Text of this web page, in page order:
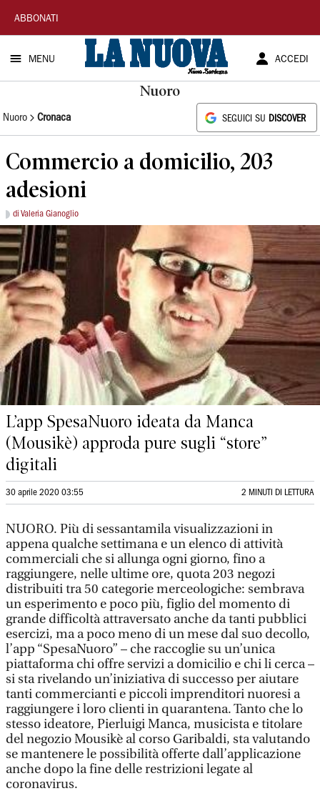
La
Nuova
Sardegna
ABBONATI
MENU ACCEDI
Nuoro
Nuoro Cronaca SEGUICI SU DISCOVER
Commercio a domicilio, 203
adesioni
di Valeria Gianoglio
L’app SpesaNuoro ideata da Manca
(Mousikè) approda pure sugli “store”
digitali
30 aprile 2020 03:55 2 MINUTI DI LETTURA
NUORO. Più di sessantamila visualizzazioni in
appena qualche settimana e un elenco di attività
commerciali che si allunga ogni giorno, fino a
raggiungere, nelle ultime ore, quota 203 negozi
distribuiti tra 50 categorie merceologiche: sembrava
un esperimento e poco più, figlio del momento di
grande difficoltà attraversato anche da tanti pubblici
esercizi, ma a poco meno di un mese dal suo decollo,
l’app “SpesaNuoro” – che raccoglie su un’unica
piattaforma chi offre servizi a domicilio e chi li cerca –
si sta rivelando un’iniziativa di successo per aiutare
tanti commercianti e piccoli imprenditori nuoresi a
raggiungere i loro clienti in quarantena. Tanto che lo
stesso ideatore, Pierluigi Manca, musicista e titolare
del negozio Mousikè al corso Garibaldi, sta valutando
se mantenere le possibilità offerte dall’applicazione
anche dopo la fine delle restrizioni legate al
coronavirus.